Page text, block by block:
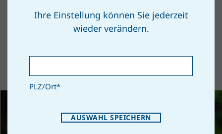
Die neuesten Beiträge
Ihre Einstellung können Sie jederzeit
wieder verändern.
PLZ/Ort*
AUSWAHL SPEICHERN